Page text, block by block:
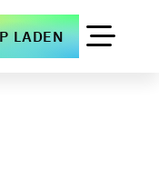
LADEN